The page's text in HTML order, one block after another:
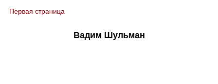
You are here
Первая страница
Вадим Шульман